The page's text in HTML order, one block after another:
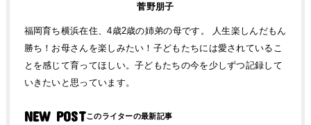
菅野朋子
福岡育ち横浜在住、4歳2歳の姉弟の母です。 人生楽しんだもん
勝ち！お母さんを楽しみたい！子どもたちには愛されているこ
とを感じて育ってほしい。子どもたちの今を少しずつ記録して
いきたいと思っています。
NEW POST